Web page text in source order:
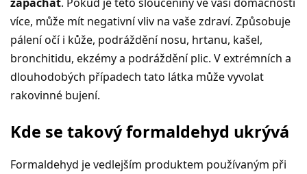
více, může mít negativní vliv na vaše zdraví. Způsobuje
pálení očí i kůže, podráždění nosu, hrtanu, kašel,
bronchitidu, ekzémy a podráždění plic. V extrémních a
dlouhodobých případech tato látka může vyvolat
rakovinné bujení.
Kde se takový formaldehyd ukrývá
Formaldehyd je vedlejším produktem používaným při